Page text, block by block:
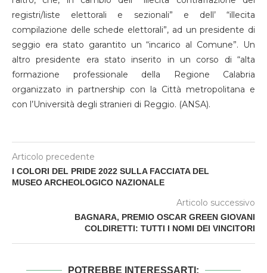
registri/liste elettorali e sezionali” e dell’ “illecita
compilazione delle schede elettorali”, ad un presidente di
seggio era stato garantito un “incarico al Comune”. Un
altro presidente era stato inserito in un corso di “alta
formazione professionale della Regione Calabria
organizzato in partnership con la Città metropolitana e
con l’Università degli stranieri di Reggio. (ANSA).
Articolo precedente
I COLORI DEL PRIDE 2022 SULLA FACCIATA DEL
MUSEO ARCHEOLOGICO NAZIONALE
Articolo successivo
BAGNARA, PREMIO OSCAR GREEN GIOVANI
COLDIRETTI: TUTTI I NOMI DEI VINCITORI
POTREBBE INTERESSARTI: